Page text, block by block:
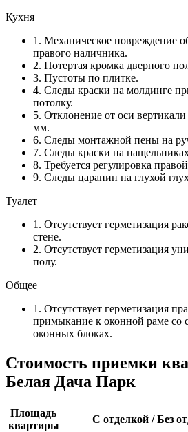
Кухня
1. Механическое повреждение
правого наличника.
2. Потертая кромка дверного
3. Пустоты по плитке.
4. Следы краски на молдинге
потолку.
5. Отклонение от оси
мм.
6. Следы монтажной пены на
7. Следы краски на
8. Требуется регулировка
9. Следы царапин на глухой
Туалет
1. Отсутствует герметизация
стене.
2. Отсутствует герметизация
полу.
Общее
1. Отсутствует герметизация
примыкание к оконной раме со
оконных блоках.
Стоимость приемки
Белая Дача Парк
Площадь
квартиры
С отделкой / Без